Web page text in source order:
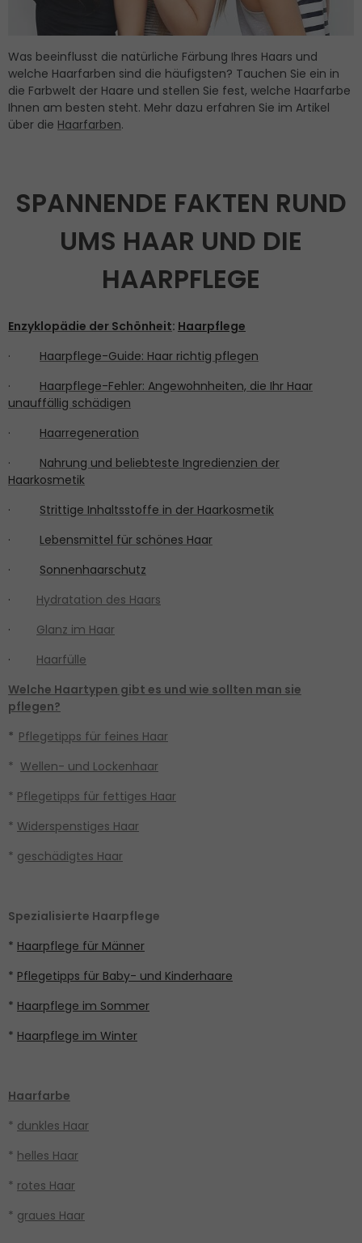
Was beeinflusst die natürliche Färbung Ihres Haars und
welche Haarfarben sind die häufigsten? Tauchen Sie ein in
die Farbwelt der Haare und stellen Sie fest, welche Haarfarbe
Ihnen am besten steht. Mehr dazu erfahren Sie im Artikel
über die Haarfarben.
SPANNENDE FAKTEN RUND
UMS HAAR UND DIE
HAARPFLEGE
Enzyklopädie der Schönheit: Haarpflege
· Haarpflege-Guide: Haar richtig pflegen
· Haarpflege-Fehler: Angewohnheiten, die Ihr Haar
unauffällig schädigen
· Haarregeneration
· Nahrung und beliebteste Ingredienzien der
Haarkosmetik
· Strittige Inhaltsstoffe in der Haarkosmetik
· Lebensmittel für schönes Haar
· Sonnenhaarschutz
·
Hydratation des Haars
· Glanz im Haar
· Haarfülle
Welche Haartypen gibt es und wie sollten man sie
pflegen?
* Pflegetipps für feines Haar
* Wellen- und Lockenhaar
* Pflegetipps für fettiges Haar
* Widerspenstiges Haar
* geschädigtes Haar
Spezialisierte Haarpflege
* Haarpflege für Männer
* Pflegetipps für Baby- und Kinderhaare
* Haarpflege im Sommer
* Haarpflege im Winter
Haarfarbe
* dunkles Haar
* helles Haar
* rotes Haar
* graues Haar